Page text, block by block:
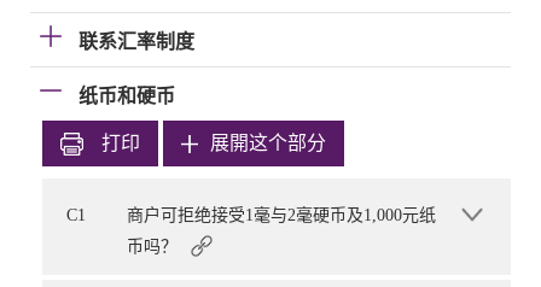
联系汇率制度
纸币和硬币
打印 展開这个部分
C1
商户可拒绝接受1毫与2毫硬币及1,000元纸
币吗？